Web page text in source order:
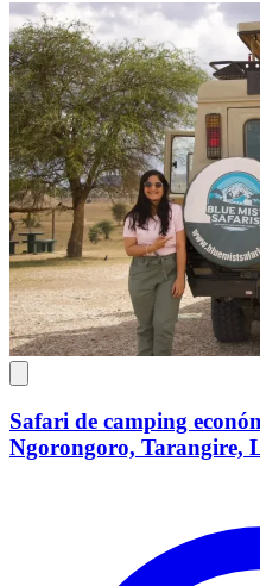
Safari de camping
Ngorongoro, Tarangire,